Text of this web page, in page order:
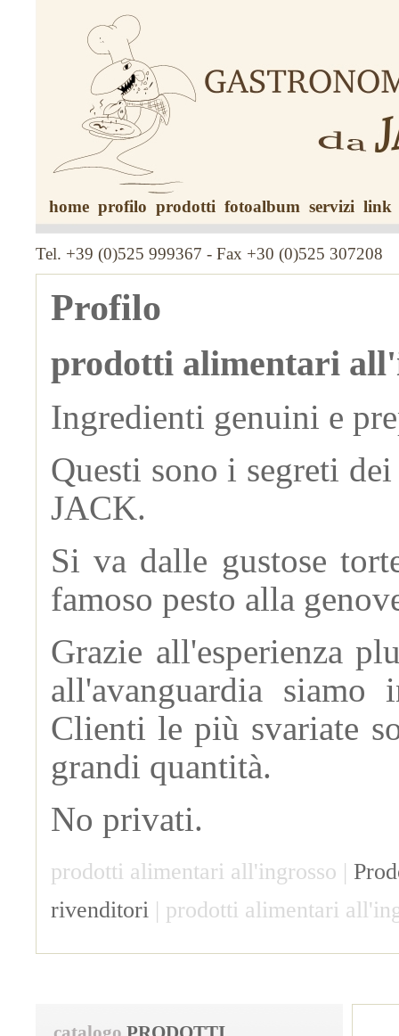
home profilo prodotti fotoalbum servizi link
Tel. +39 (0)525 999367 - Fax +30 (0)525 307208
Profilo
prodotti alimentari
Ingredienti genuini e
Questi sono i segreti
JACK.
Si va dalle gustose
famoso pesto alla
Grazie all'esperienza
all'avanguardia
Clienti le più svariate
grandi quantità.
No privati.
prodotti alimentari all'ingrosso |
rivenditori | prodotti alimentari